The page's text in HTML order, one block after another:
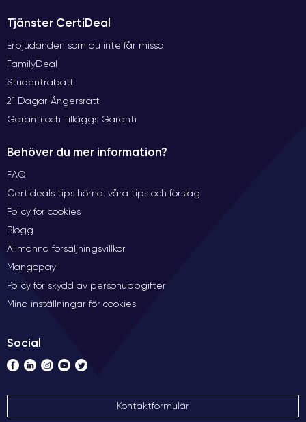
Tjänster CertiDeal
Erbjudanden som du inte får missa
FamilyDeal
Studentrabatt
21 Dagar Ångersrätt
Garanti och Tilläggs Garanti
Behöver du mer information?
FAQ
Certideals tips hörna: våra tips och förslag
Policy för cookies
Blogg
Allmänna försäljningsvillkor
Mangopay
Policy för skydd av personuppgifter
Mina inställningar för cookies
Social
Kontaktformulär